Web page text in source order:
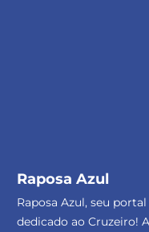
Raposa Azul
Raposa Azul, seu
dedicado ao Cruzeiro!